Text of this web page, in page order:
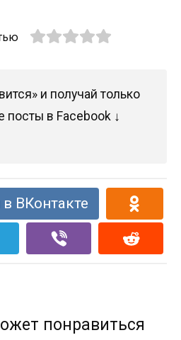
и получай только
посты в Facebook ↓
ВКонтакте
понравиться